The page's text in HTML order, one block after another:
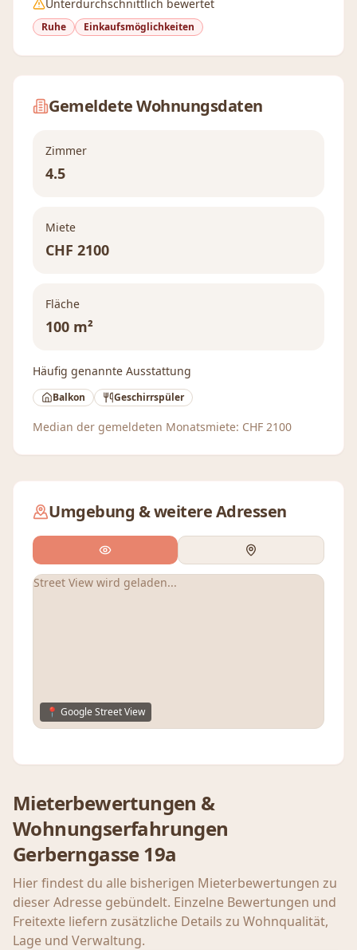
Unterdurchschnittlich bewertet
Ruhe Einkaufsmöglichkeiten
Gemeldete Wohnungsdaten
Zimmer
4.5
Miete
CHF 2100
Fläche
100 m²
Häufig genannte Ausstattung
Balkon Geschirrspüler
Median der gemeldeten Monatsmiete: CHF 2100
Umgebung & weitere Adressen
Street View wird geladen...
📍 Google Street View
Mieterbewertungen &
Wohnungserfahrungen
Gerberngasse 19a
Hier findest du alle bisherigen Mieterbewertungen zu
dieser Adresse gebündelt. Einzelne Bewertungen und
Freitexte liefern zusätzliche Details zu Wohnqualität,
Lage und Verwaltung.